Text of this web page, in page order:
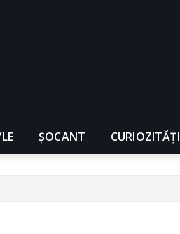
ȘOCANT CURIOZITĂȚI